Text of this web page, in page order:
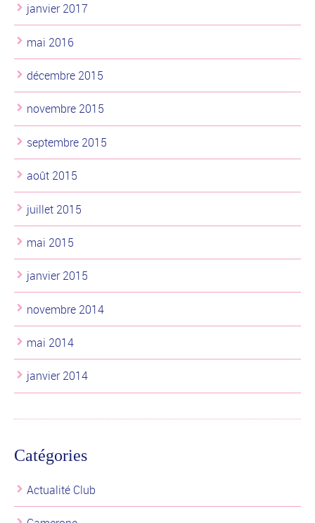
janvier 2017
mai 2016
décembre 2015
novembre 2015
septembre 2015
août 2015
juillet 2015
mai 2015
janvier 2015
novembre 2014
mai 2014
janvier 2014
Catégories
Actualité Club